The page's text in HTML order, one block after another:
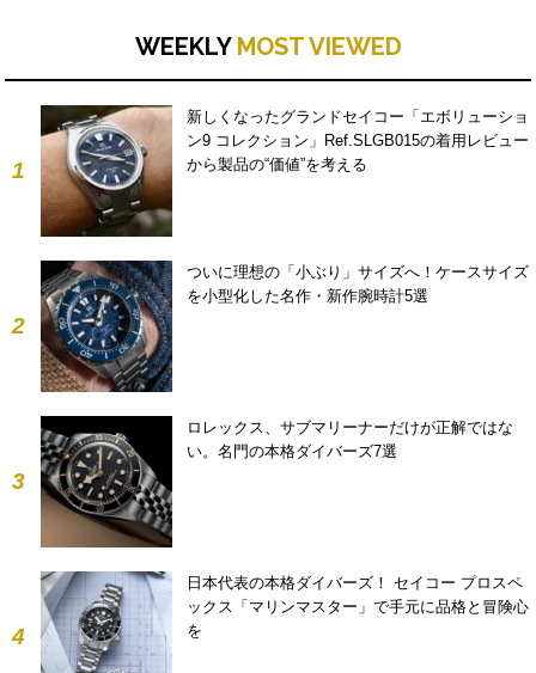
WEEKLY MOST VIEWED
1
新しくなったグランドセイコー「エボリューショ
ン9 コレクション」Ref.SLGB015の着用レビュー
から製品の“価値”を考える
2
ついに理想の「小ぶり」サイズへ！ケースサイズ
を小型化した名作・新作腕時計5選
3
ロレックス、サブマリーナーだけが正解ではな
い。名門の本格ダイバーズ7選
4
日本代表の本格ダイバーズ！ セイコー プロスペ
ックス「マリンマスター」で手元に品格と冒険心
を